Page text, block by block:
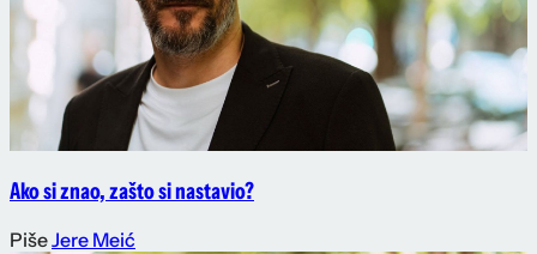
Ako si znao, zašto si nastavio?
PišeJere Meić